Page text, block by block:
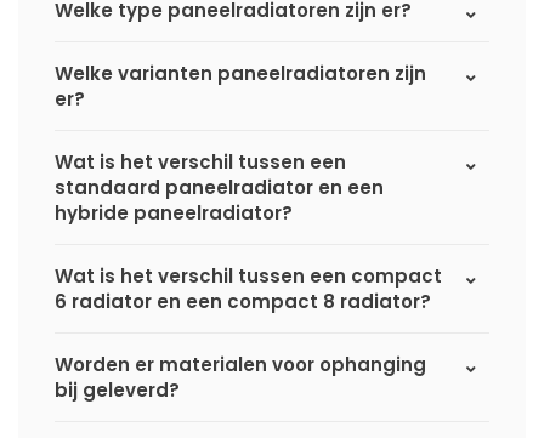
Welke type paneelradiatoren zijn er?
Welke varianten paneelradiatoren zijn
er?
Wat is het verschil tussen een
standaard paneelradiator en een
hybride paneelradiator?
Wat is het verschil tussen een compact
6 radiator en een compact 8 radiator?
Worden er materialen voor ophanging
bij geleverd?